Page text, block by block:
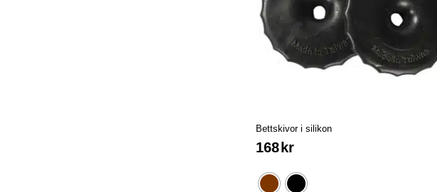
Bettskivor i silikon
168 kr